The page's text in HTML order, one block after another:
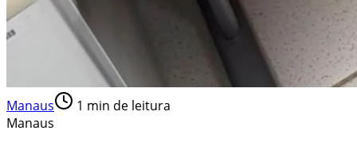
Manaus 1 min de leitura
Manaus